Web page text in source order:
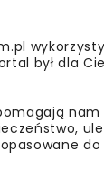
był dla
nam